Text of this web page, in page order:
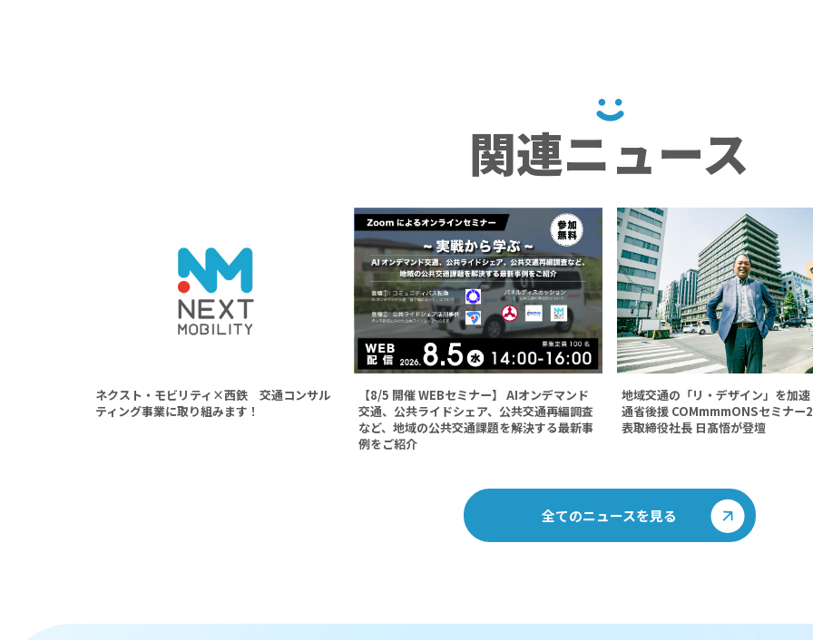
関連ニュース
ネクスト・モビリティ×西鉄 交通コンサル
ティング事業に取り組みます！
【8/5 開催 WEBセミナー】 AIオンデマンド
交通、公共ライドシェア、公共交通再編調査
など、地域の公共交通課題を解決する最新事
例をご紹介
地域交通の「リ・デザイン」を加
通省後援 COMmmmONSセミナー
表取締役社長 日髙悟が登壇
全てのニュースを見る